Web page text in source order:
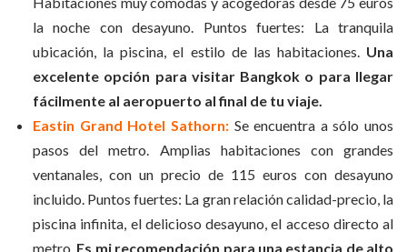
la noche con desayuno. Puntos fuertes: La tranquila
ubicación, la piscina, el estilo de las habitaciones. Una
excelente opción para visitar Bangkok o para llegar
fácilmente al aeropuerto al final de tu viaje.
Eastin Grand Hotel Sathorn:Se encuentra a sólo unos
pasos del metro. Amplias habitaciones con grandes
ventanales, con un precio de 115 euros con desayuno
incluido. Puntos fuertes: La gran relación calidad-precio, la
piscina infinita, el delicioso desayuno, el acceso directo al
metro. Es mi recomendación para una estancia de alto